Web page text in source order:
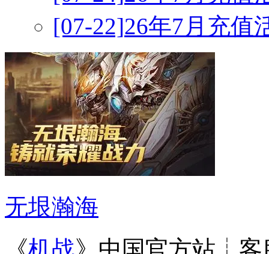
[07-22]26年7月充值
无垠瀚海
《机战》中国官方站┊客